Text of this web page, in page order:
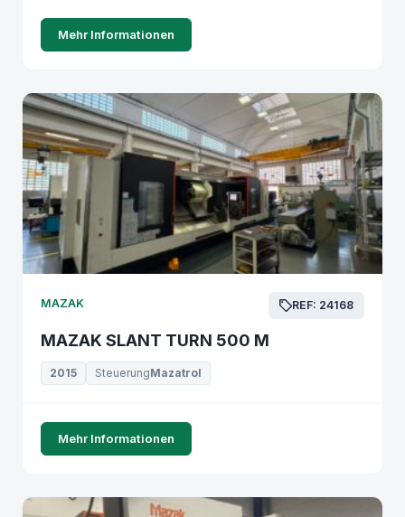
Mehr Informationen
MAZAK REF: 24168
MAZAK SLANT TURN 500 M
2015 SteuerungMazatrol
Mehr Informationen